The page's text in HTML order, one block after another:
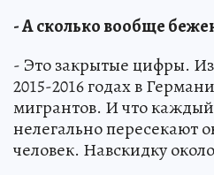
- А сколько вообще
- Это закрытые цифры.
2015-2016 годах в
мигрантов. И что
нелегально пересекают
человек. Навскидку